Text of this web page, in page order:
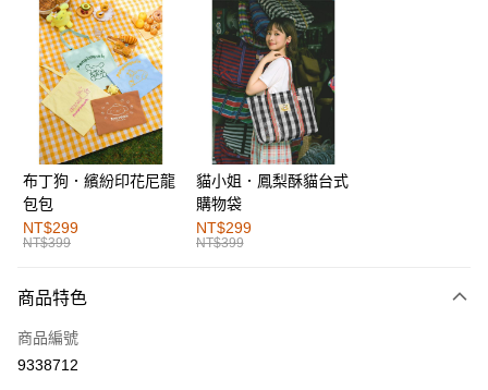
購物金
超商取貨付款
LINE Pay
街口支付
運送方式
全家取貨付款
每筆NT$60，滿NT$1,000(含以上)免運費
付款後全家取貨
萊爾富取貨付款
布丁狗．繽紛印花尼龍
包包
NT$299
NT$399
貓小姐．鳳梨酥貓台式
購物袋
NT$299
NT$399
商品特色
商品編號
9338712